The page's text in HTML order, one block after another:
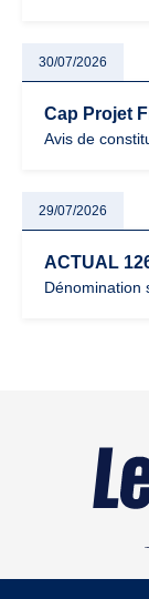
30/07/2026
Cap Projet
Avis de
29/07/2026
ACTUAL
Dénomination